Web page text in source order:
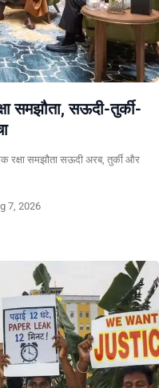
समझौता, सऊदी-तुर्की-
रक्षा समझौता सऊदी अरब, तुर्की और
7, 2026